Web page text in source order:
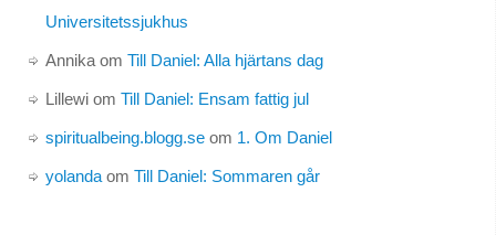
Universitetssjukhus
Annikaom Till Daniel: Alla hjärtans dag
Lillewiom Till Daniel: Ensam fattig jul
spiritualbeing.blogg.seom 1. Om Daniel
yolandaom Till Daniel: Sommaren går